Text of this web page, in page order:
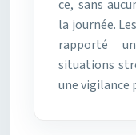
ce, sans
la journée.
rapporté
situations
une vigilance